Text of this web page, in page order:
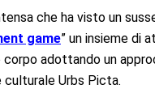
che ha visto un
game” un insieme di
adottando un
culturale Urbs Picta.